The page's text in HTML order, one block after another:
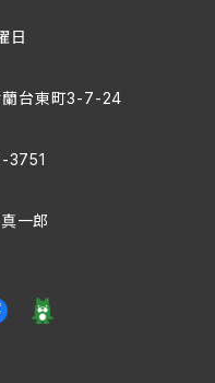
日
蘭台東町3-7-24
一郎